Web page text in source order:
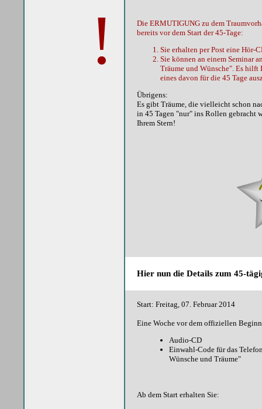
!
Die ERMUTIGUNG zu dem
bereits vor dem Start der 45-Tage:
Sie erhalten per Post eine Hör-
Sie können an einem Seminar
Träume und Wünsche". Es
eines davon für die 45 Tage
Übrigens:
Es gibt Träume, die vielleicht schon
in 45 Tagen "nur" ins Rollen gebracht
Ihrem Stern!
Hier nun die Details zum 45-
Start: Freitag, 07. Februar 2014
Eine Woche vor dem offiziellen
Audio-CD
Einwahl-Code für das
Wünsche und Träume"
Ab dem Start erhalten Sie: